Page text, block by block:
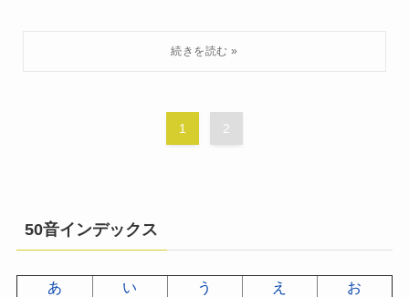
1 2
50音インデックス
あ い う え
お